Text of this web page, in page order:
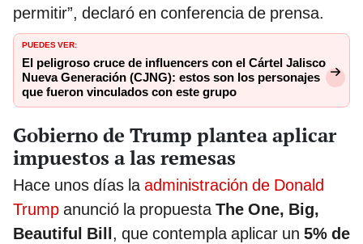
permitir”, declaró en conferencia de prensa.
PUEDES VER:
El peligroso cruce de influencers con el Cártel Jalisco
Nueva Generación (CJNG): estos son los personajes
que fueron vinculados con este grupo
Gobierno de Trump plantea aplicar
impuestos a las remesas
Hace unos días laadministración de Donald
Trump anunció la propuestaThe One, Big,
Beautiful Bill, que contempla aplicar un 5% de